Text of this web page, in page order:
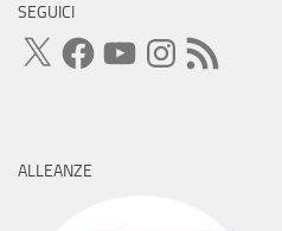
SEGUICI
X FacebookYouTubeInstagram
Feed
RSS
ALLEANZE